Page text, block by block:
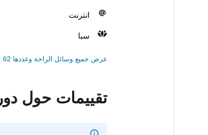
انترنت
سبا
عرض جميع وسائل الراحة وعددها 62
تقييمات حول